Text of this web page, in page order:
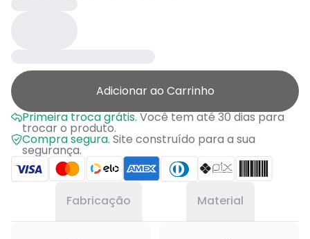
Adicionar ao Carrinho
Primeira troca grátis.Você tem até 30 dias para
trocar o produto.
Compra segura. Site construído para a sua
segurança.
Fabricação Material